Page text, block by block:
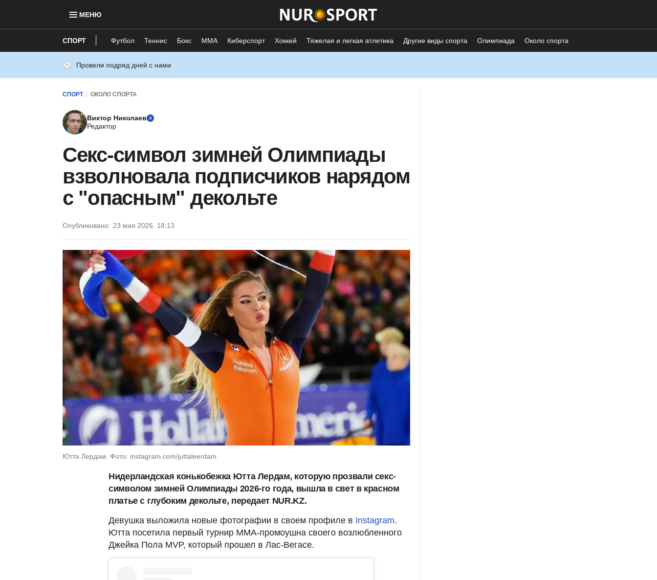
МЕНЮ
СПОРТ Футбол Теннис Бокс ММА Киберспорт Хоккей Тяжелая и легкая атлетика Другие виды спорта Олимпиада Около спорта
Провели подряд дней с нами
СПОРТ ОКОЛО СПОРТА
Виктор Николаев
Редактор
Секс-символ зимней Олимпиады
взволновала подписчиков нарядом
с "опасным" декольте
Опубликовано: 23 мая 2026, 18:13
Ютта Лердам. Фото: instagram.com/juttaleerdam
Нидерландская конькобежка Ютта Лердам, которую прозвали секс-
символом зимней Олимпиады 2026-го года, вышла в свет в красном
платье с глубоким декольте, передает NUR.KZ.
Девушка выложила новые фотографии в своем профиле в Instagram.
Ютта посетила первый турнир ММА-промоушна своего возлюбленного
Джейка Пола MVP, который прошел в Лас-Вегасе.